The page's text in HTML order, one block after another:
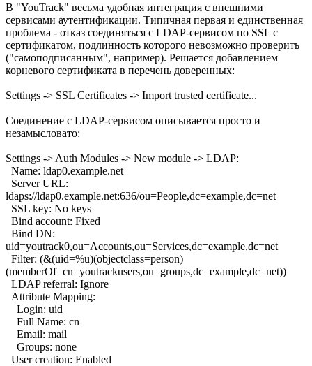
В "YouTrack" весьма удобная интеграция с внешними
сервисами аутентификации. Типичная первая и единственная
проблема - отказ соединяться с LDAP-сервисом по SSL с
сертификатом, подлинность которого невозможно проверить
("самоподписанным", например). Решается добавлением
корневого сертификата в перечень доверенных:
Settings -> SSL Certificates -> Import trusted certificate...
Соединение с LDAP-сервисом описывается просто и
незамысловато:
Settings -> Auth Modules -> New module -> LDAP:
Name: ldap0.example.net
Server URL:
ldaps://ldap0.example.net:636/ou=People,dc=example,dc=net
SSL key: No keys
Bind account: Fixed
Bind DN:
uid=youtrack0,ou=Accounts,ou=Services,dc=example,dc=net
Filter: (&(uid=%u)(objectclass=person)
(memberOf=cn=youtrackusers,ou=groups,dc=example,dc=net))
LDAP referral: Ignore
Attribute Mapping:
Login: uid
Full Name: cn
Email: mail
Groups: none
User creation: Enabled